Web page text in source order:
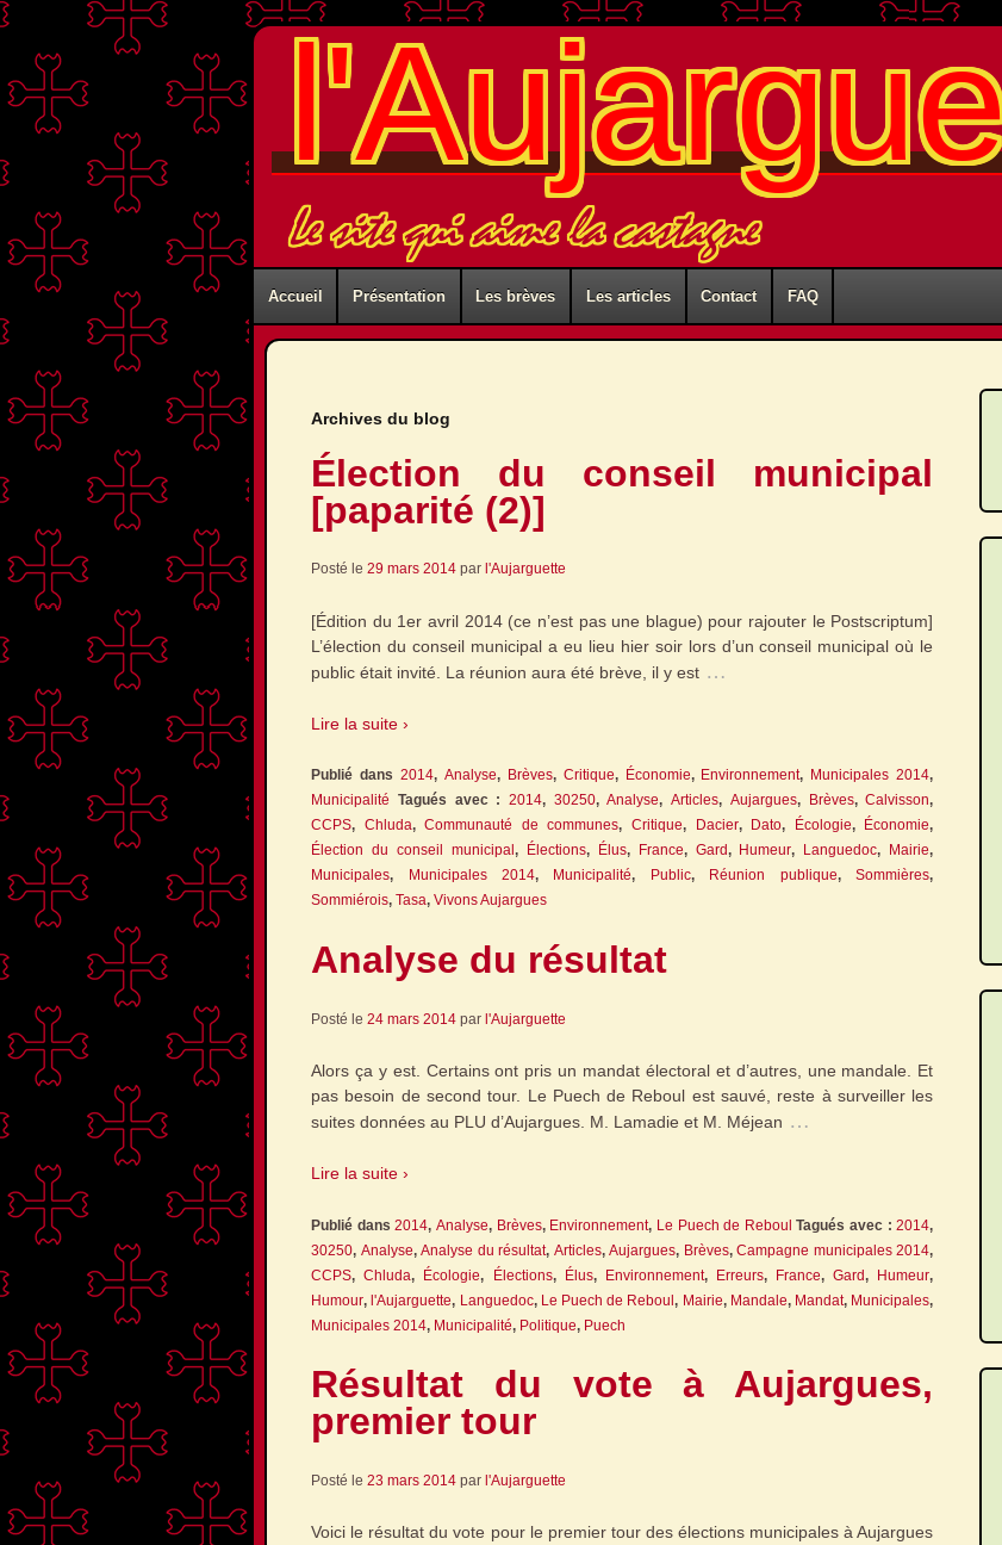
Le site qui aime la castagne
Accueil Présentation Les brèves Les articles Contact FAQ
Archives du blog
Élection du conseil municipal
[paparité (2)]
Posté le29 mars 2014 par l'Aujarguette
[Édition du 1er avril 2014 (ce n’est pas une blague) pour rajouter le Postscriptum]
L’élection du conseil municipal a eu lieu hier soir lors d’un conseil municipal où le
public était invité. La réunion aura été brève, il y est …
Lire la suite ›
Publié dans 2014, Analyse, Brèves, Critique, Économie, Environnement, Municipales 2014,
Municipalité Tagués avec : 2014, 30250,Analyse,Articles, Aujargues, Brèves,Calvisson,
CCPS, Chluda,Communauté de communes, Critique, Dacier, Dato, Écologie, Économie,
Élection du conseil municipal , Élections, Élus, France, Gard, Humeur, Languedoc, Mairie,
Municipales, Municipales 2014, Municipalité, Public, Réunion publique,Sommières,
Sommiérois,Tasa,Vivons Aujargues
Analyse du résultat
Posté le24 mars 2014 parl'Aujarguette
Alors ça y est. Certains ont pris un mandat électoral et d’autres, une mandale. Et
pas besoin de second tour. Le Puech de Reboul est sauvé, reste à surveiller les
suites données au PLU d’Aujargues. M. Lamadie et M. Méjean …
Lire la suite ›
Publié dans2014,Analyse, Brèves, Environnement, Le Puech de Reboul Tagués avec :2014,
30250, Analyse,Analyse du résultat, Articles,Aujargues, Brèves,Campagne municipales 2014,
CCPS,Chluda, Écologie, Élections, Élus, Environnement, Erreurs, France,Gard, Humeur,
Humour,l'Aujarguette, Languedoc, Le Puech de Reboul, Mairie, Mandale, Mandat, Municipales,
Municipales 2014, Municipalité, Politique, Puech
Résultat du vote à Aujargues,
premier tour
Posté le23 mars 2014 par l'Aujarguette
Voici le résultat du vote pour le premier tour des élections municipales à Aujargues